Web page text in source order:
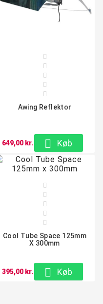





Awing Reflektor
649,00 kr.  Køb





Cool Tube Space 125mm
X 300mm
395,00 kr.  Køb